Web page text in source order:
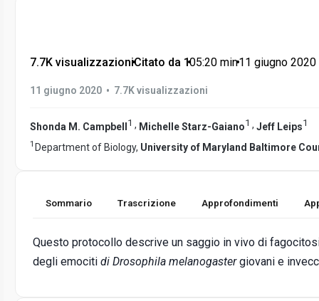
7.7K visualizzazioni•Citato da 1•05:20 min•11 giugno 2020
11 giugno 2020 • 7.7K visualizzazioni
Shonda M. Campbell 1 , Michelle Starz-Gaiano1 , Jeff Leips1
1 Department of Biology, University of Maryland Baltimore
Sommario Trascrizione Approfondimenti
Questo protocollo descrive un saggio in vivo di
degli emociti di Drosophila melanogastergiovani e